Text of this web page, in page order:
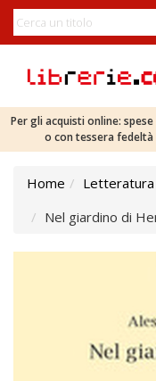
Per gli acquisti online:
o con tessera
Home Letteratura
Nel giardino di